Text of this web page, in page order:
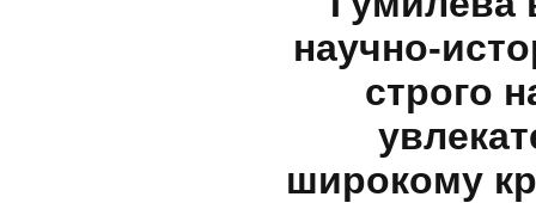
научно-
строго
широкому